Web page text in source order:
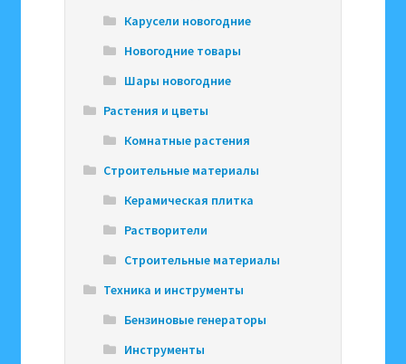
Карусели новогодние
Новогодние товары
Шары новогодние
Растения и цветы
Комнатные растения
Строительные материалы
Керамическая плитка
Растворители
Строительные материалы
Техника и инструменты
Бензиновые генераторы
Инструменты